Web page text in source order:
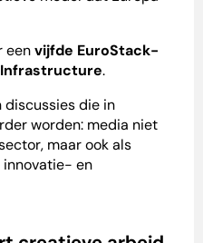
eenvijfde EuroStack-
Infrastructure.
discussies die in
worden: media niet
maar ook als
innovatie- en